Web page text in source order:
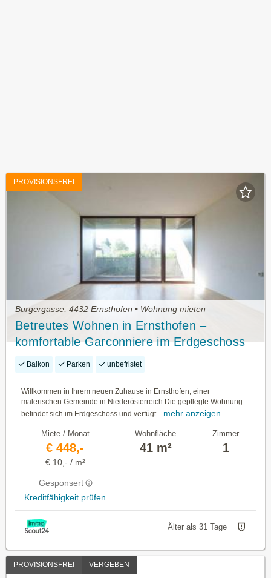
PROVISIONSFREI
Burgergasse, 4432 Ernsthofen • Wohnung mieten
Betreutes Wohnen in Ernsthofen –
komfortable Garconniere im Erdgeschoss
mit herrlicher Loggia
Balkon Parken unbefristet
Willkommen in Ihrem neuen Zuhause in Ernsthofen, einer
malerischen Gemeinde in Niederösterreich.Die gepflegte Wohnung
befindet sich im Erdgeschoss und verfügt... mehr anzeigen
Miete / Monat
€ 448,-
€ 10,- / m²
Gesponsert
Kreditfähigkeit prüfen
Wohnfläche
41 m²
Zimmer
1
Älter als 31 Tage
PROVISIONSFREI VERGEBEN